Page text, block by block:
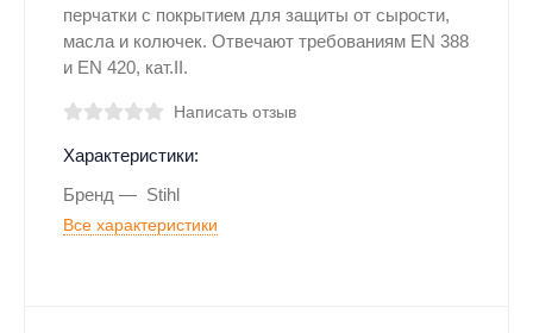
перчатки с покрытием для защиты от сырости,
масла и колючек. Отвечают требованиям EN 388
и EN 420, кат.II.
Написать отзыв
Характеристики:
Бренд
Stihl
Все характеристики